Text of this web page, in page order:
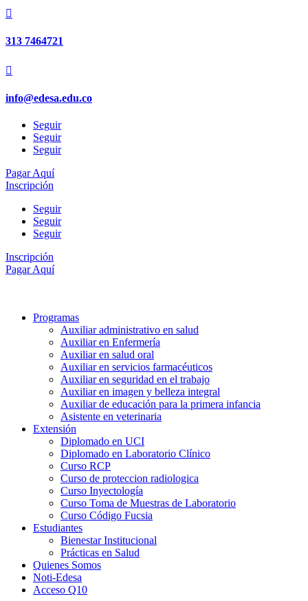

313 7464721

info@edesa.edu.co
Seguir
Seguir
Seguir
Pagar Aquí
Inscripción
Seguir
Seguir
Seguir
Inscripción
Pagar Aquí
Programas
Auxiliar administrativo en salud
Auxiliar en Enfermería
Auxiliar en salud oral
Auxiliar en servicios farmacéuticos
Auxiliar en seguridad en el trabajo
Auxiliar en imagen y belleza integral
Auxiliar de educación para la primera infancia
Asistente en veterinaria
Extensión
Diplomado en UCI
Diplomado en Laboratorio Clínico
Curso RCP
Curso de proteccion radiologica
Curso Inyectología
Curso Toma de Muestras de Laboratorio
Curso Código Fucsia
Estudiantes
Bienestar Institucional
Prácticas en Salud
Quienes Somos
Noti-Edesa
Acceso Q10